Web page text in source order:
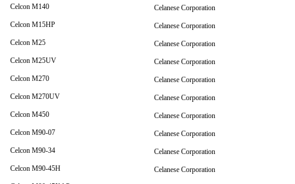
Celcon M140
Celanese Corporation
Celcon M15HP
Celanese Corporation
Celcon M25
Celanese Corporation
Celcon M25UV
Celanese Corporation
Celcon M270
Celanese Corporation
Celcon M270UV
Celanese Corporation
Celcon M450
Celanese Corporation
Celcon M90-07
Celanese Corporation
Celcon M90-34
Celanese Corporation
Celcon M90-45H
Celanese Corporation